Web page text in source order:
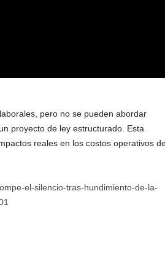
pero no se pueden abordar
proyecto de ley estructurado. Esta
reales en los costos operativos